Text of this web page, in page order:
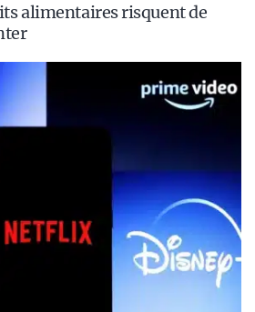
alimentaires risquent de